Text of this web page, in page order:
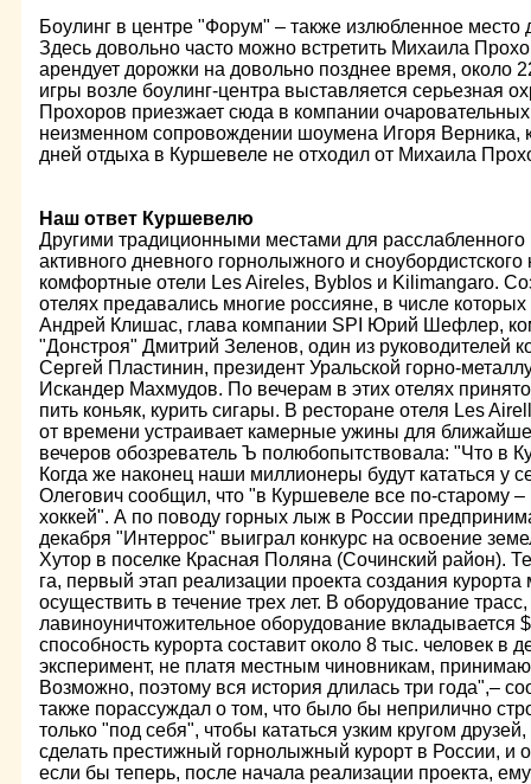
Боулинг в центре "Форум" – также излюбленное место
Здесь довольно часто можно встретить Михаила
арендует дорожки на довольно позднее время, около
игры возле боулинг-центра выставляется серьезная
Прохоров приезжает сюда в компании
неизменном сопровождении шоумена Игоря Верника,
дней отдыха в Куршевеле не отходил от Михаила
Наш ответ Куршевелю
Другими традиционными местами для
активного дневного горнолыжного и
комфортные отели Les Aireles, Byblos и Kilimangaro.
отелях предавались многие россияне, в числе
Андрей Клишас, глава компании SPI Юрий Шефлер,
"Донстроя" Дмитрий Зеленов, один из руководителей
Сергей Пластинин, президент Уральской горно-
Искандер Махмудов. По вечерам в этих отелях
пить коньяк, курить сигары. В ресторане отеля Les
от времени устраивает камерные ужины для
вечеров обозреватель Ъ полюбопытствовала: "Что в
Когда же наконец наши миллионеры будут кататься у
Олегович сообщил, что "в Куршевеле все по-старому
хоккей". А по поводу горных лыж в России
декабря "Интеррос" выиграл конкурс на освоение
Хутор в поселке Красная Поляна (Сочинский район).
га, первый этап реализации проекта создания
осуществить в течение трех лет. В оборудование
лавиноуничтожительное оборудование вкладывается
способность курорта составит около 8 тыс. человек в
эксперимент, не платя местным чиновникам,
Возможно, поэтому вся история длилась три года",–
также порассуждал о том, что было бы неприлично
только "под себя", чтобы кататься узким кругом
сделать престижный горнолыжный курорт в России, и
если бы теперь, после начала реализации проекта,